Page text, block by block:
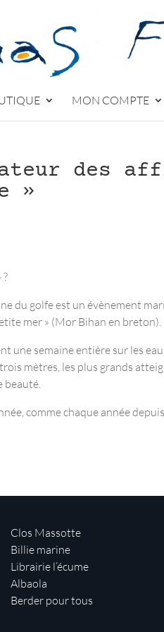
MON COMPTE
des
»
du golfe est un évènement
mer » (Mor Bihan en breton).
une semaine entière sur les
mètres, les plus grands
beauté.
comme chaque année
Clos Massotte
Billie marine
Librairie l’écume
Albaola
Berder pour tous